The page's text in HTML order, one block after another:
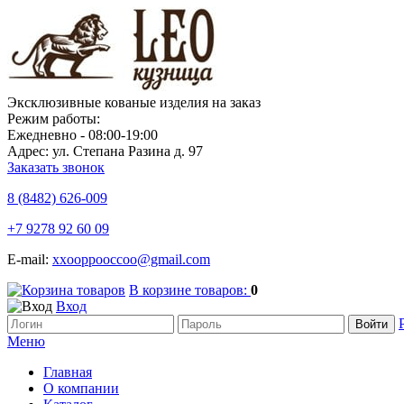
Эксклюзивные кованые изделия на заказ
Режим работы:
Ежедневно - 08:00-19:00
Адрес: ул. Степана Разина д. 97
Заказать звонок
8 (8482) 626-009
+7 9278 92 60 09
E-mail: xxooppooccoo@gmail.com
В корзине товаров: 0
Вход
Меню
Главная
О компании